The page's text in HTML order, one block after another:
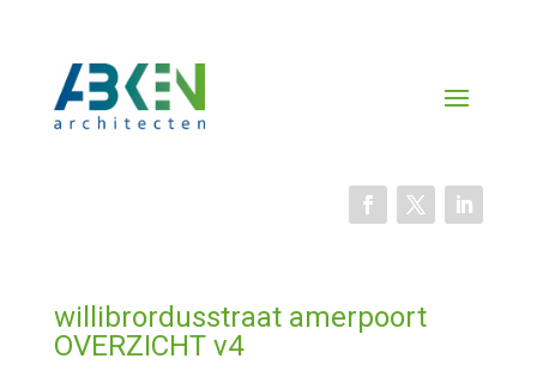
willibrordusstraat amerpoort
OVERZICHT v4